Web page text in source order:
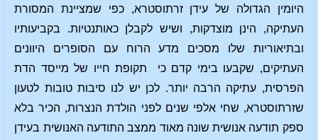
היומין הגדולה של עידן זרתוסטרא, כפי שמציינת המסורת
העתיקה, הינן מוצדקות, ושיש לקבלן כאותנטיות. בקביעותיו
ובתיאוריות שלו מסכים מדע הרוח עם הסופרים היוונים
העתיקים, שקבעו בימי קדם כי תקופת חייו של מייסד הדת
הפרסית, עתיקה הרבה יותר. לכן יש לנו סיבות טובות לטעון
שזרתוסטרא, שחי אלפי שנים לפני הולדת הנצרות, הכיר בלא
ספק תודעה אנושית שונה מאוד ממצב התודעה האנושית בעידן